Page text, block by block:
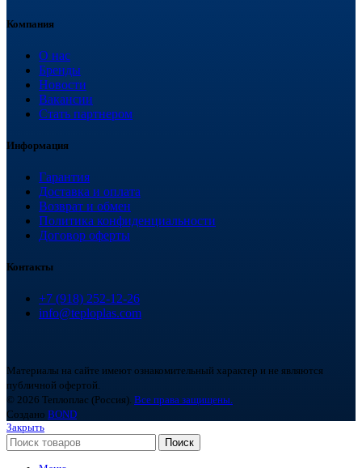
Компания
О нас
Бренды
Новости
Вакансии
Стать партнером
Информация
Гарантия
Доставка и оплата
Возврат и обмен
Политика конфиденциальности
Договор оферты
Контакты
+7 (918) 252-12-26
info@teploplas.com
Материалы на сайте имеют ознакомительный характер и не являются
публичной офертой.
© 2026 Теплоплас (Россия). Все права защищены.
Создано BOND
Закрыть
Поиск